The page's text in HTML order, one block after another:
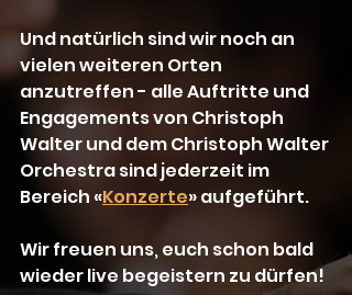
Und natürlich sind wir noch an
vielen weiteren Orten
anzutreffen - alle Auftritte und
Engagements von Christoph
Walter und dem Christoph Walter
Orchestra sind jederzeit im
Bereich «Konzerte» aufgeführt.
Wir freuen uns, euch schon bald
wieder live begeistern zu dürfen!